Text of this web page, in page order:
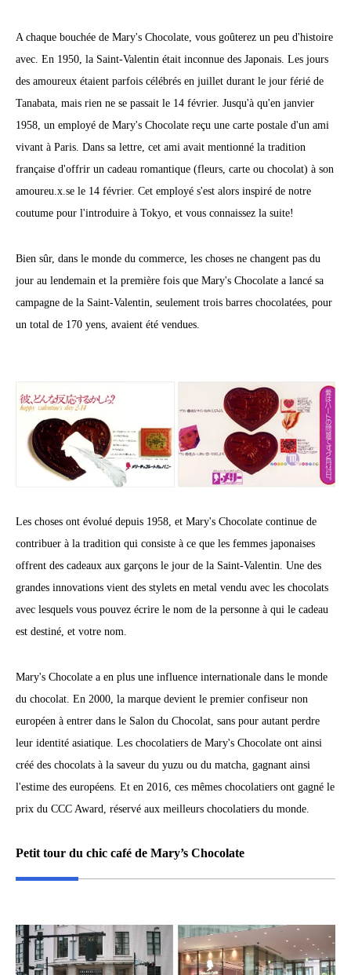
A chaque bouchée de Mary's Chocolate, vous goûterez un peu d'histoire
avec. En 1950, la Saint-Valentin était inconnue des Japonais. Les jours
des amoureux étaient parfois célébrés en juillet durant le jour férié de
Tanabata, mais rien ne se passait le 14 février. Jusqu'à qu'en janvier
1958, un employé de Mary's Chocolate reçu une carte postale d'un ami
vivant à Paris. Dans sa lettre, cet ami avait mentionné la tradition
française d'offrir un cadeau romantique (fleurs, carte ou chocolat) à son
amoureu.x.se le 14 février. Cet employé s'est alors inspiré de notre
coutume pour l'introduire à Tokyo, et vous connaissez la suite!
Bien sûr, dans le monde du commerce, les choses ne changent pas du
jour au lendemain et la première fois que Mary's Chocolate a lancé sa
campagne de la Saint-Valentin, seulement trois barres chocolatées, pour
un total de 170 yens, avaient été vendues.
Les choses ont évolué depuis 1958, et Mary's Chocolate continue de
contribuer à la tradition qui consiste à ce que les femmes japonaises
offrent des cadeaux aux garçons le jour de la Saint-Valentin. Une des
grandes innovations vient des stylets en metal vendu avec les chocolats
avec lesquels vous pouvez écrire le nom de la personne à qui le cadeau
est destiné, et votre nom.
Mary's Chocolate a en plus une influence internationale dans le monde
du chocolat. En 2000, la marque devient le premier confiseur non
européen à entrer dans le Salon du Chocolat, sans pour autant perdre
leur identité asiatique. Les chocolatiers de Mary's Chocolate ont ainsi
créé des chocolats à la saveur du yuzu ou du matcha, gagnant ainsi
l'estime des européens. Et en 2016, ces mêmes chocolatiers ont gagné le
prix du CCC Award, réservé aux meilleurs chocolatiers du monde.
Petit tour du chic café de Mary’s Chocolate